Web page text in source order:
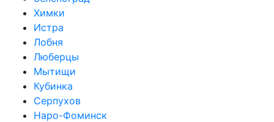
Химки
Истра
Лобня
Люберцы
Мытищи
Кубинка
Серпухов
Наро-Фоминск